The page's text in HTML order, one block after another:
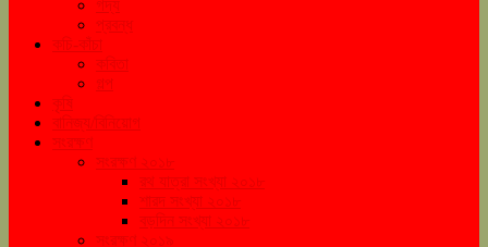
গদ্য
প্রবন্ধ
কচি-কাঁচা
কবিতা
গল্প
কৃষি
বানিজ্য/বিনিয়োগ
সংরক্ষণ
সংরক্ষণ ২০১৮
রথ যাত্রা সংখ্যা ২০১৮
শারদ সংখ্যা ২০১৮
বড়দিন সংখ্যা ২০১৮
সংরক্ষণ ২০১৯